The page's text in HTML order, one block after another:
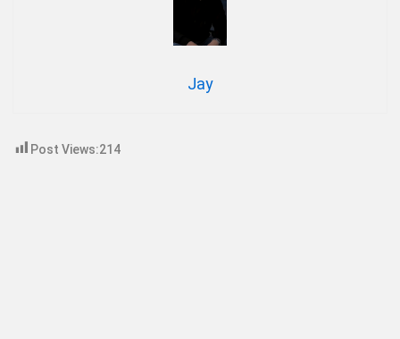
Jay
Post Views:214